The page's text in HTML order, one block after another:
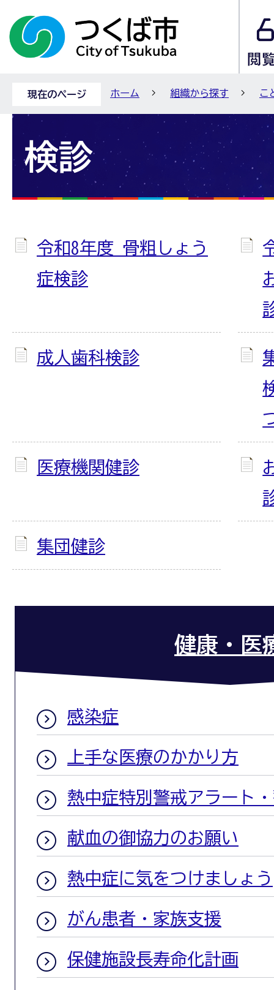
現在のページ ホーム 組織から探す こ
検診
令和8年度 骨粗しょう
症検診
成人歯科検診
医療機関健診
集団健診
健康・医
感染症
上手な医療のかかり方
熱中症特別警戒アラート
献血の御協力のお願い
熱中症に気をつけましょう
がん患者・家族支援
保健施設長寿命化計画